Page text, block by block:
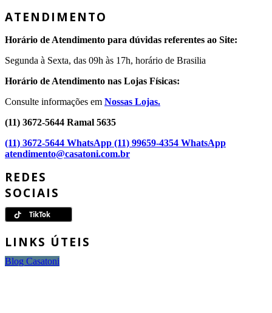
ATENDIMENTO
Horário de Atendimento para dúvidas referentes ao Site:
Segunda à Sexta, das 09h às 17h, horário de Brasilia
Horário de Atendimento nas Lojas Físicas:
Consulte informações em Nossas Lojas.
(11) 3672-5644 Ramal 5635
(11) 3672-5644 WhatsApp (11) 99659-4354 WhatsApp
atendimento@casatoni.com.br
REDES
SOCIAIS
LINKS ÚTEIS
Blog Casatoni